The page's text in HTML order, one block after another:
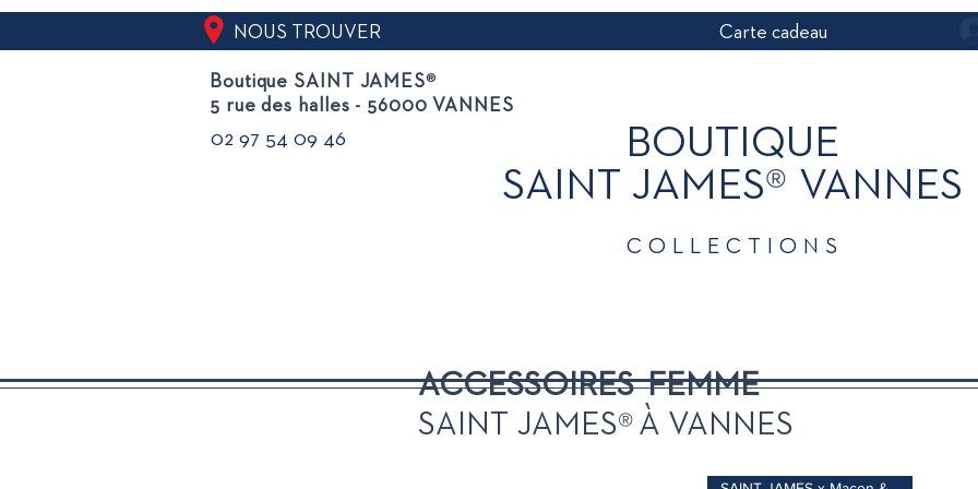
NOUS TROUVER Carte cadeau
Boutique SAINT JAMES®
5 rue des halles - 56000 VANNES
02 97 54 09 46
BOUTIQUE
SAINT JAMES® VANNES
COLLECTIONS
ACCESSOIRES FEMME
SAINT JAMES® À VANNES